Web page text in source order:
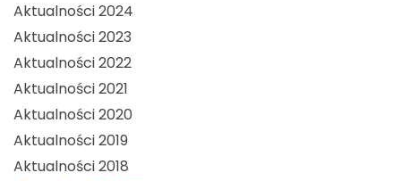
Aktualności 2024
Aktualności 2023
Aktualności 2022
Aktualności 2021
Aktualności 2020
Aktualności 2019
Aktualności 2018